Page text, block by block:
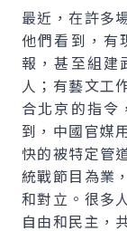
最近，在許多
他們看到，有
報，甚至組建
人；有藝文工
合北京的指令
到，中國官媒
快的被特定管
統戰節目為業
和對立。很多
自由和民主，